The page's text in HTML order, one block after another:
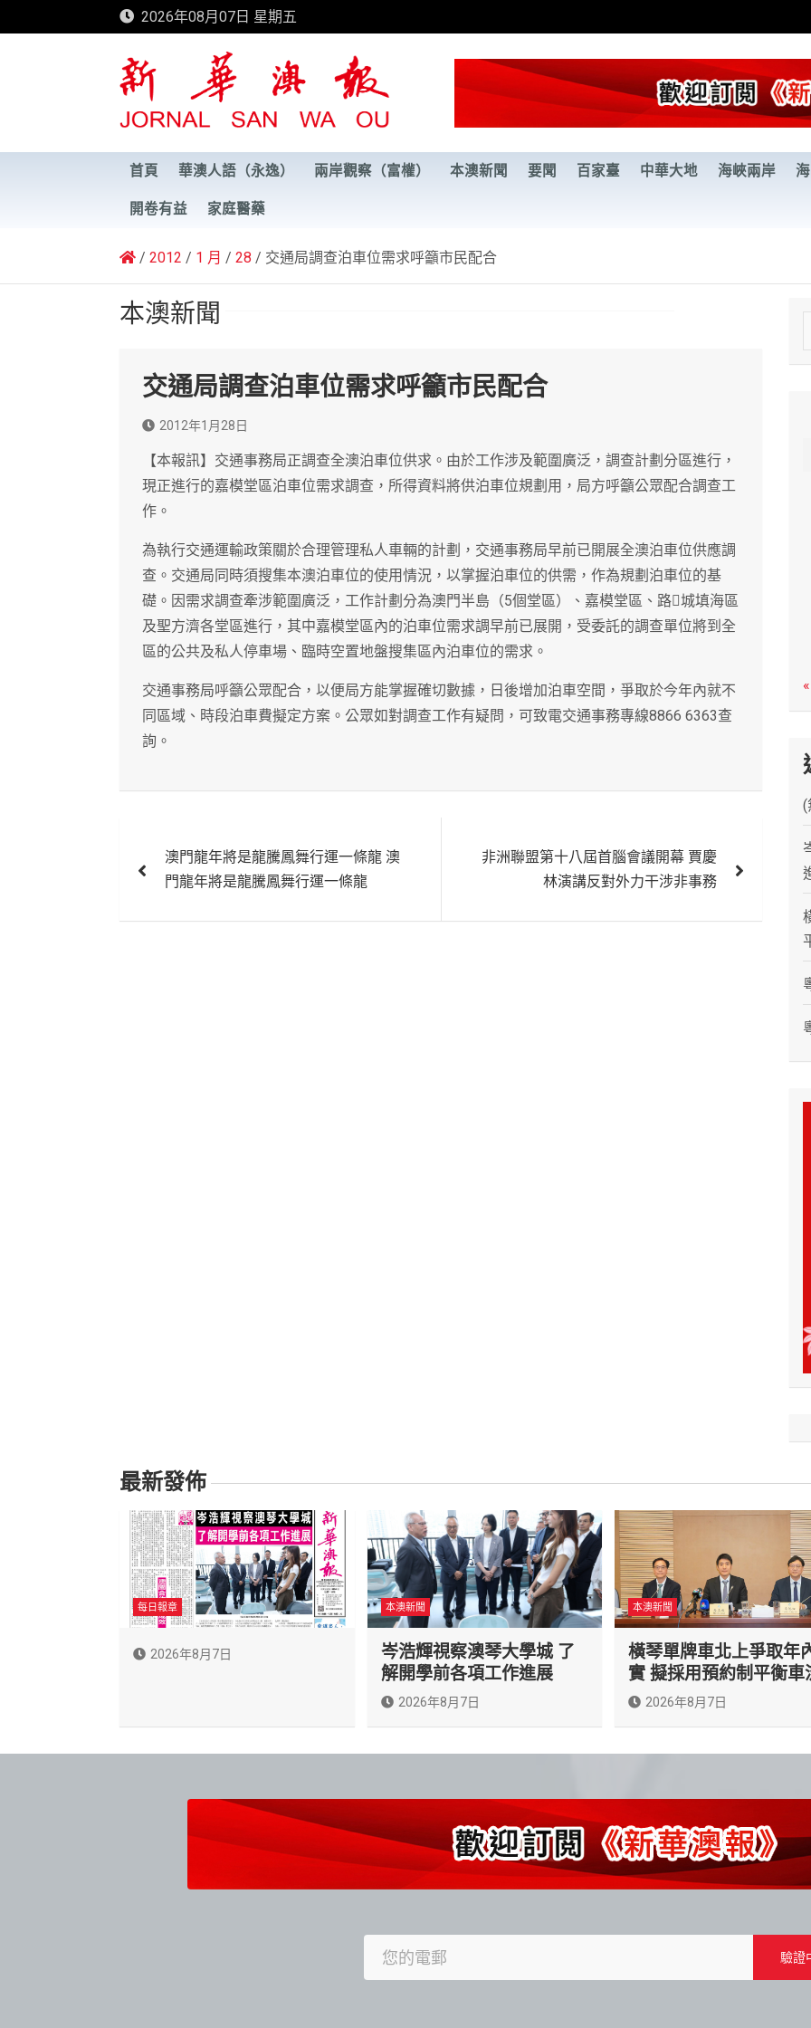
to
2026年08月07日 星期五
新華澳報
首頁 華澳人語（永逸） 兩岸觀察（富權） 本澳新聞 要聞 百家臺 中華大地 海峽兩岸
開卷有益 家庭醫藥
2012 1 月 28 交通局調查泊車位需求呼籲市民配合
本澳新聞
交通局調查泊車位需求呼籲市民配合
2012年1月28日
【本報訊】交通事務局正調查全澳泊車位供求。由於工作涉及範圍廣泛，調查計劃分區進行，
現正進行的嘉模堂區泊車位需求調查，所得資料將供泊車位規劃用，局方呼籲公眾配合調查工
作。
為執行交通運輸政策關於合理管理私人車輛的計劃，交通事務局早前已開展全澳泊車位供應調
查。交通局同時須搜集本澳泊車位的使用情況，以掌握泊車位的供需，作為規劃泊車位的基
礎。因需求調查牽涉範圍廣泛，工作計劃分為澳門半島（5個堂區）、嘉模堂區、路城填海區
及聖方濟各堂區進行，其中嘉模堂區內的泊車位需求調早前已展開，受委託的調查單位將到全
區的公共及私人停車場、臨時空置地盤搜集區內泊車位的需求。
交通事務局呼籲公眾配合，以便局方能掌握確切數據，日後增加泊車空間，爭取於今年內就不
同區域、時段泊車費擬定方案。公眾如對調查工作有疑問，可致電交通事務專線8866 6363查
詢。
章
澳門龍年將是龍騰鳳舞行運一條龍 澳
門龍年將是龍騰鳳舞行運一條龍
非洲聯盟第十八屆首腦會議開幕 賈慶
林演講反對外力干涉非事務
e
(
最新發佈
每日報章
2026年8月7日
本澳新聞
岑浩輝視察澳琴大學城 了
解開學前各項工作進展
2026年8月7日
本澳新聞
橫琴單牌車北上爭取年
實 擬採用預約制平衡車
2026年8月7日